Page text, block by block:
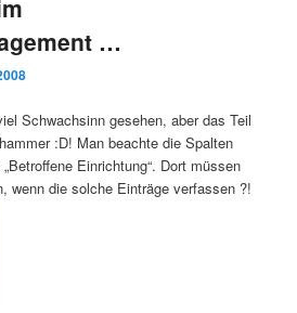
…
Schwachsinn gesehen, aber das Teil
:D! Man beachte die Spalten
Einrichtung“. Dort müssen
wenn die solche Einträge verfassen ?!